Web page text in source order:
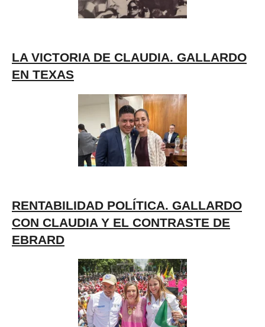
LA VICTORIA DE CLAUDIA. GALLARDO
EN TEXAS
RENTABILIDAD POLÍTICA. GALLARDO
CON CLAUDIA Y EL CONTRASTE DE
EBRARD